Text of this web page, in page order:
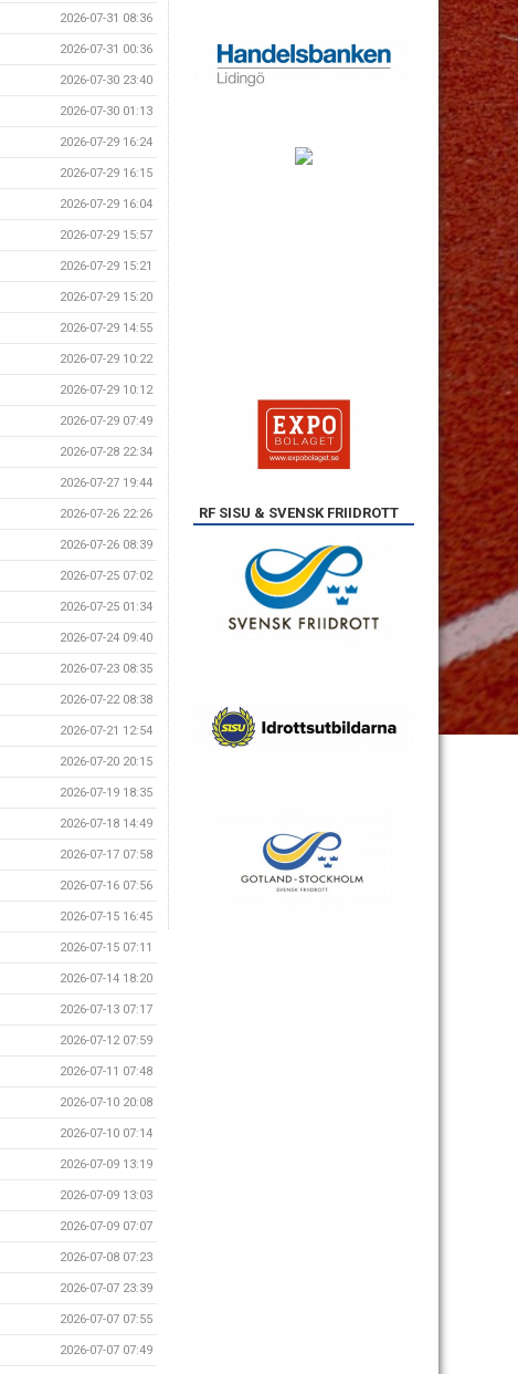
2026-07-31 08:36
2026-07-31 00:36
2026-07-30 23:40
2026-07-30 01:13
2026-07-29 16:24
2026-07-29 16:15
2026-07-29 16:04
2026-07-29 15:57
2026-07-29 15:21
2026-07-29 15:20
2026-07-29 14:55
2026-07-29 10:22
2026-07-29 10:12
2026-07-29 07:49
2026-07-28 22:34
2026-07-27 19:44
2026-07-26 22:26
2026-07-26 08:39
2026-07-25 07:02
2026-07-25 01:34
2026-07-24 09:40
2026-07-23 08:35
2026-07-22 08:38
2026-07-21 12:54
2026-07-20 20:15
2026-07-19 18:35
2026-07-18 14:49
2026-07-17 07:58
2026-07-16 07:56
2026-07-15 16:45
2026-07-15 07:11
2026-07-14 18:20
2026-07-13 07:17
2026-07-12 07:59
2026-07-11 07:48
2026-07-10 20:08
2026-07-10 07:14
2026-07-09 13:19
2026-07-09 13:03
2026-07-09 07:07
2026-07-08 07:23
2026-07-07 23:39
2026-07-07 07:55
2026-07-07 07:49
RF SISU & SVENSK FRIIDROTT